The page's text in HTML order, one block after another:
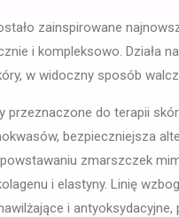
zainspirowane
i kompleksowo. Działa
w widoczny sposób
przeznaczone do terapii
bezpieczniejsza
zmarszczek
i elastyny. Linię
i